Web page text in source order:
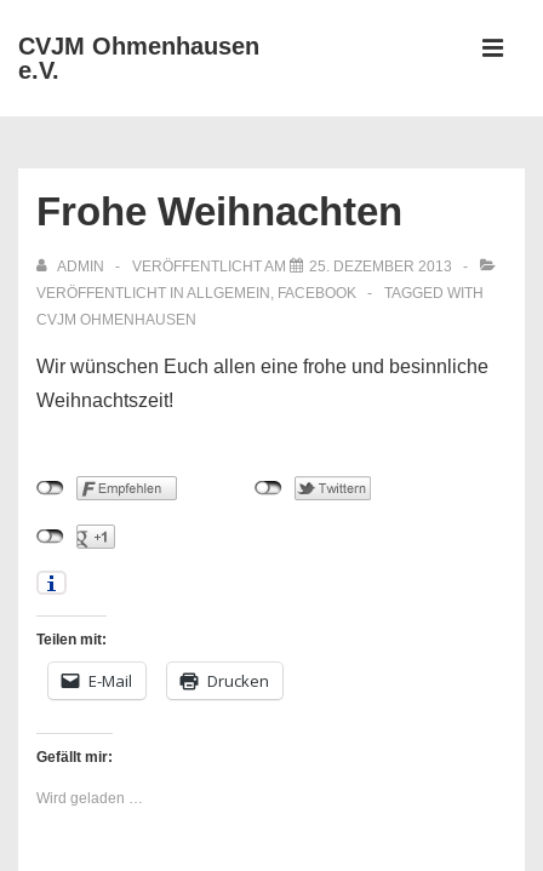
Zum
Inhalt
CVJM Ohmenhausen
e.V.
Frohe Weihnachten
ADMIN VERÖFFENTLICHT AM
25. DEZEMBER 2013
VERÖFFENTLICHT IN ALLGEMEIN , FACEBOOK
TAGGED WITH
CVJM OHMENHAUSEN
Wir wünschen Euch allen eine frohe und besinnliche
Weihnachtszeit!
Teilen mit:
E-Mail Drucken
Gefällt mir:
Wird geladen …